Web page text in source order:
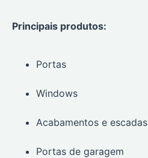
Principais produtos:
Portas
Windows
Acabamentos e escadas
Portas de garagem